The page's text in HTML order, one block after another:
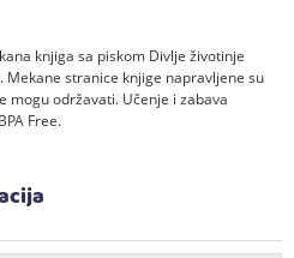
knjiga sa piskom Divlje životinje
Mekane stranice knjige napravljene su
mogu održavati. Učenje i zabava
Free.